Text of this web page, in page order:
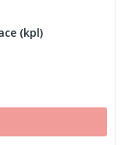
(kpl)